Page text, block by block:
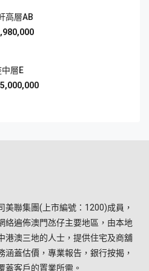
高層AB
層E
美聯集團(上市編號：1200)成員，
絡遍佈澳門氹仔主要地區，由本地
港澳三地的人士，提供住宅及商舖
涵蓋估價，專業報告，銀行按揭，
蓋客戶的置業所需。